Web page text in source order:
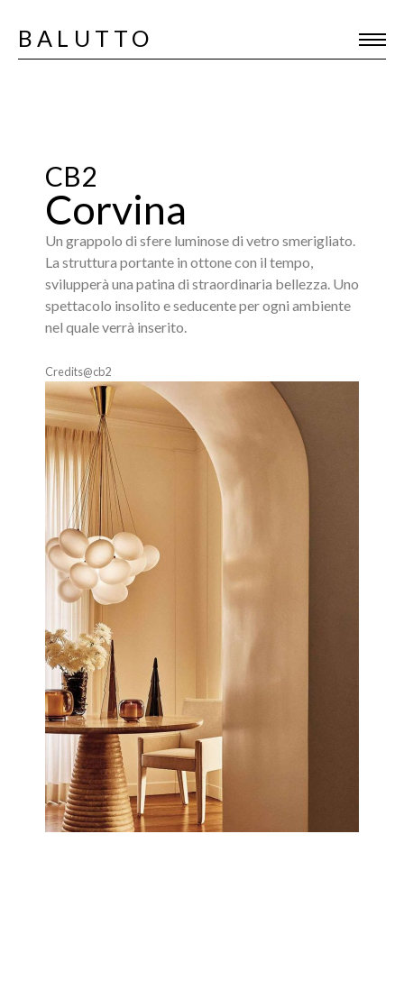
BALUTTO
CB2
Corvina
Un grappolo di sfere luminose di vetro smerigliato.
La struttura portante in ottone con il tempo,
svilupperà una patina di straordinaria bellezza. Uno
spettacolo insolito e seducente per ogni ambiente
nel quale verrà inserito.
Credits@cb2